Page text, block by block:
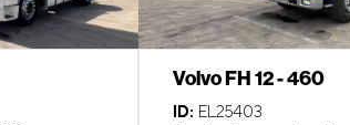
Volvo FH 12 - 460
ID: EL25403